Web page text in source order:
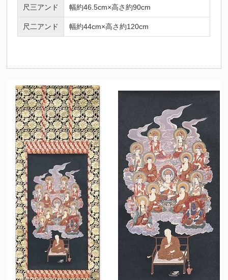
（十二支の守護仏にも起因）法要を期に祖先の供養とご自身やご家
族の守護を目的として心安らかな日々を過ごせるようこの掛け軸を
お掛けくださいませ。
尺三アンド 幅約46.5cm×高さ約90cm
尺二アンド 幅約44cm×高さ約120cm